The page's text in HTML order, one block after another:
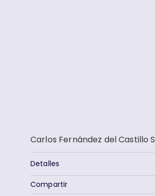
Carlos Fernández del Castillo S
Detalles
Compartir